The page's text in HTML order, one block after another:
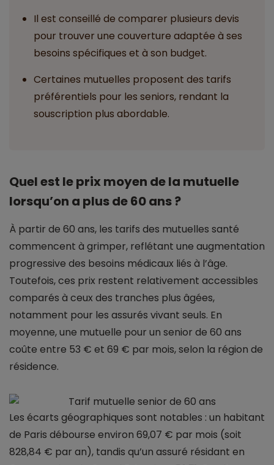
Il est conseillé de comparer plusieurs devis
pour trouver une couverture adaptée à ses
besoins spécifiques et à son budget.
Certaines mutuelles proposent des tarifs
préférentiels pour les seniors, rendant la
souscription plus abordable.
Quel est le prix moyen de la mutuelle
lorsqu’on a plus de 60 ans ?
À partir de 60 ans, les tarifs des mutuelles santé
commencent à grimper, reflétant une augmentation
progressive des besoins médicaux liés à l’âge.
Toutefois, ces prix restent relativement accessibles
comparés à ceux des tranches plus âgées,
notamment pour les assurés vivant seuls. En
moyenne, une mutuelle pour un senior de 60 ans
coûte entre 53 € et 69 € par mois, selon la région de
résidence.
Les écarts géographiques sont notables : un habitant
de Paris débourse environ 69,07 € par mois (soit
828,84 € par an), tandis qu’un assuré résidant en